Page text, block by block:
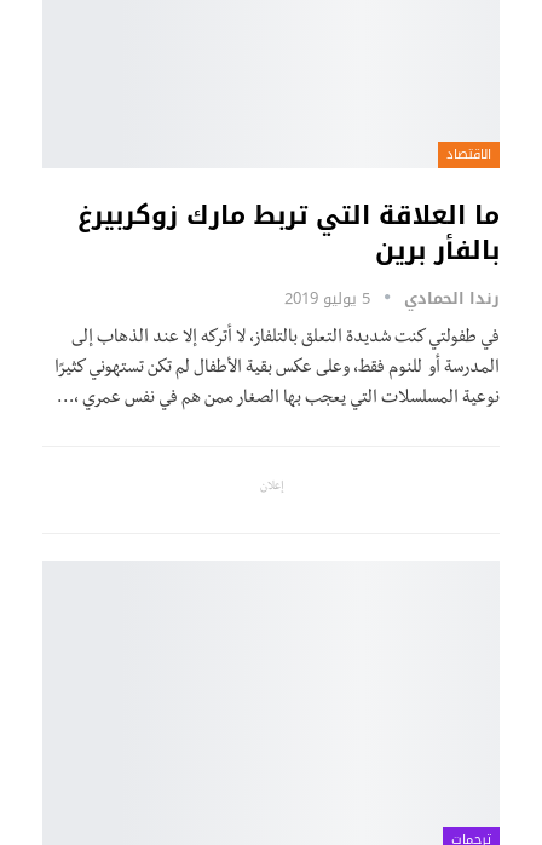
الاقتصاد
ما العلاقة التي تربط مارك زوكربيرغ
بالفأر برين
رندا الحمادي 5 يوليو 2019
في طفولتي كنت شديدة التعلق بالتلفاز، لا أتركه إلا عند الذهاب إلى
المدرسة أو للنوم فقط، وعلى عكس بقية الأطفال لم تكن تستهوني كثيرًا
نوعية المسلسلات التي يعجب بها الصغار ممن هم في نفس عمري ،…
إعلان
ترجمات